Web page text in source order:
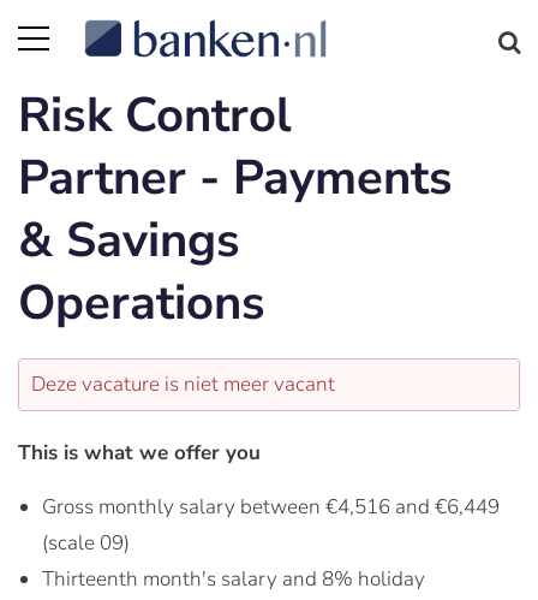
Risk Control
Partner - Payments
& Savings
Operations
Deze vacature is niet meer vacant
This is what we offer you
Gross monthly salary between €4,516 and €6,449
(scale 09)
Thirteenth month's salary and 8% holiday